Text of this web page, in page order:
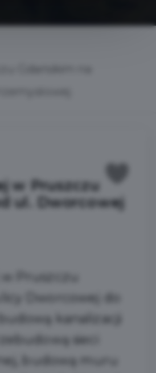
w Pruszczu
ul. Dworcowej
Pruszczu
Dworcowej do
kanalizacji
sieci
budową muru